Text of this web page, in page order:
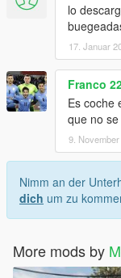
lo
17. Januar
Franco
Es coche
que no
9. November
Nimm an der
dich um zu
More mods by